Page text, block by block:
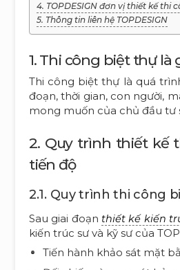
4. TOPDESIGN đơn vị thiết kế thi
5. Thông tin liên hệ TOPDESIGN
1. Thi công biệt thự là
Thi công biệt thự là quá
đoạn, thời gian, con người,
mong muốn của chủ đầu tư
2. Quy trình thiết kế
tiến độ
2.1. Quy trình thi công
Sau giai đoạn thiết kế kiến
kiến trúc sư và kỹ sư của
Tiến hành khảo sát mặt